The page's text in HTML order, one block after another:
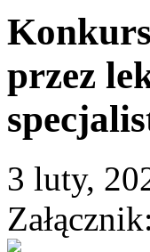
przez
3 luty,
Załącznik: